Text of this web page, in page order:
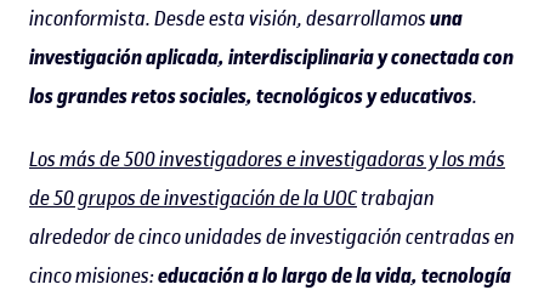
inconformista. Desde esta visión, desarrollamosuna
investigación aplicada, interdisciplinaria y conectada con
los grandes retos sociales, tecnológicos y educativos.
Los más de 500 investigadores e investigadoras y los más
de 50 grupos de investigación de la UOCtrabajan
alrededor de cinco unidades de investigación centradas en
cinco misiones:educación a lo largo de la vida, tecnología